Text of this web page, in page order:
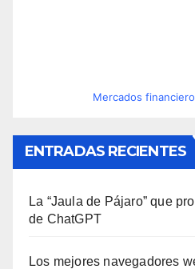
Mercados
ENTRADAS RECIENTES
La “Jaula de Pájaro” que
de ChatGPT
Los mejores navegadores